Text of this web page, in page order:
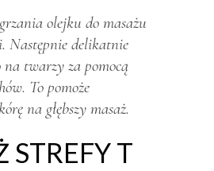
olejku do masażu
Następnie delikatnie
na twarzy za pomocą
To pomoże
na głębszy masaż.
STREFY T